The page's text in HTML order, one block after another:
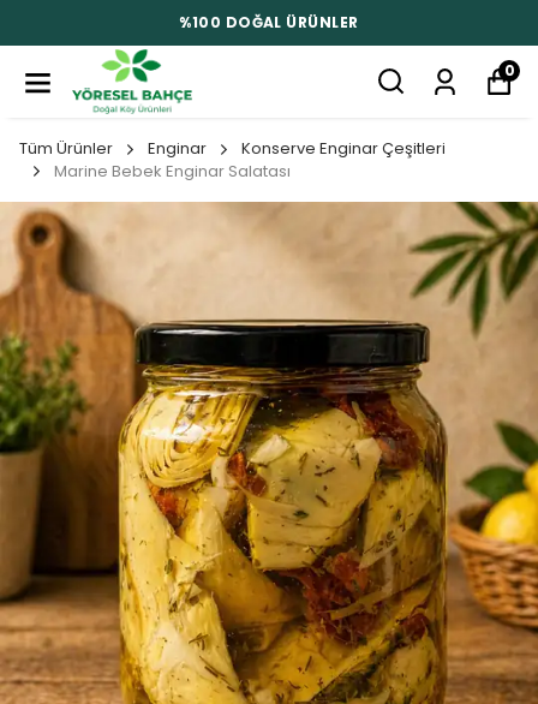
%100 DOĞAL ÜRÜNLER
0
Tüm Ürünler Enginar
Konserve Enginar Çeşitleri
Marine Bebek Enginar Salatası